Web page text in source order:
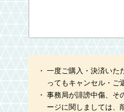
一度ご購入・決済いた
ってもキャンセル・ご
事務局が誹謗中傷、そ
ージに関しましては、